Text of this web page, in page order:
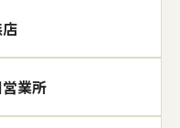
店
営業所